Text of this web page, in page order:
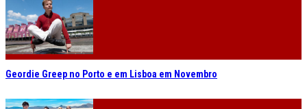
Geordie Greep no Porto e em Lisboa em Novembro